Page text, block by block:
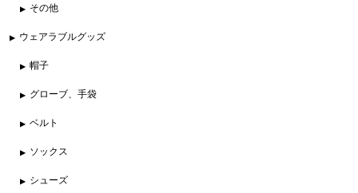
その他
ウェアラブルグッズ
帽子
グローブ、手袋
ベルト
ソックス
シューズ